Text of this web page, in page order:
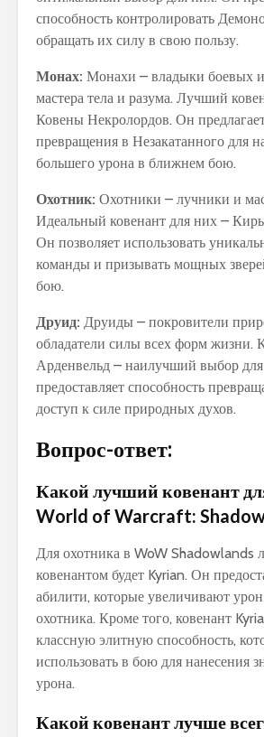
способность контролировать
обращать их силу в свою пользу.
Монах: Монахи – владыки боевых
мастера тела и разума. Лучший
Ковены Некролордов. Он
превращения в Незакатанного для
большего урона в ближнем бою.
Охотник: Охотники – лучники и
Идеальный ковенант для них –
Он позволяет использовать
команды и призывать мощных
бою.
Друид: Друиды – покровители
обладатели силы всех форм жизни.
Арденвельд – наилучший выбор
предоставляет способность
доступ к силе природных духов.
Вопрос-ответ:
Какой лучший ковенант
World of Warcraft:
Для охотника в WoW Shadowlands
ковенантом будет Kyrian. Он
абилити, которые увеличивают
охотника. Кроме того, ковенант
классную элитную способность,
использовать в бою для нанесения
урона.
Какой ковенант лучше